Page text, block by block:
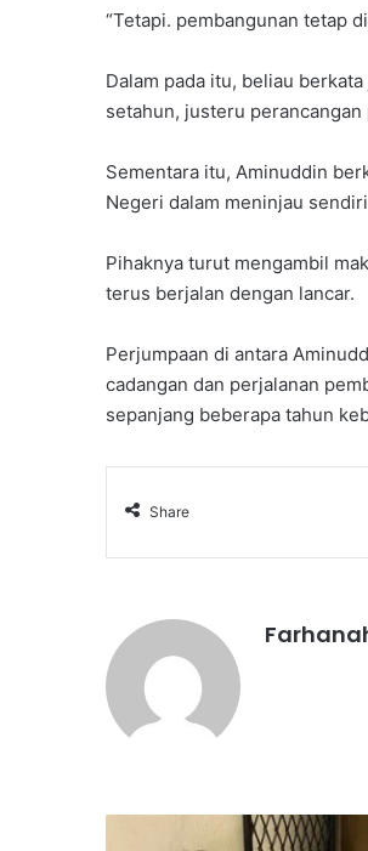
“Tetapi. pembangunan tetap
Dalam pada itu, beliau
setahun, justeru
Sementara itu, Aminuddin
Negeri dalam meninjau
Pihaknya turut mengambil
terus berjalan dengan lancar.
Perjumpaan di antara
cadangan dan perjalanan
sepanjang beberapa tahun
Share